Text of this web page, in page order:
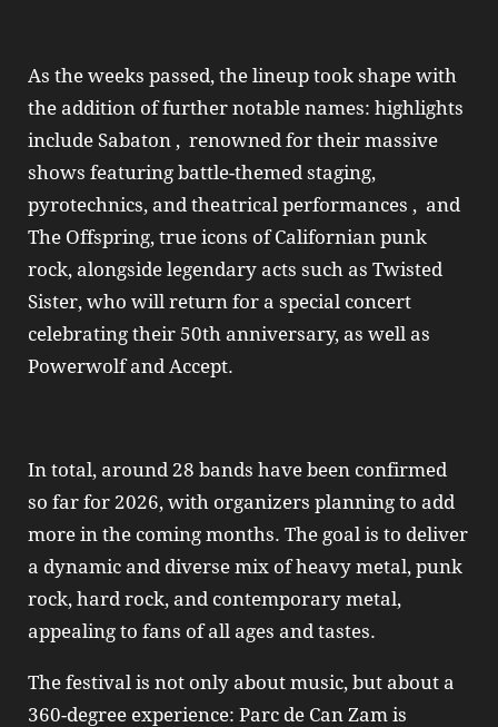
As the weeks passed, the lineup took shape with
the addition of further notable names: highlights
include Sabaton , renowned for their massive
shows featuring battle-themed staging,
pyrotechnics, and theatrical performances , and
The Offspring, true icons of Californian punk
rock, alongside legendary acts such as Twisted
Sister, who will return for a special concert
celebrating their 50th anniversary, as well as
Powerwolf and Accept.
In total, around 28 bands have been confirmed
so far for 2026, with organizers planning to add
more in the coming months. The goal is to deliver
a dynamic and diverse mix of heavy metal, punk
rock, hard rock, and contemporary metal,
appealing to fans of all ages and tastes.
The festival is not only about music, but about a
360-degree experience: Parc de Can Zam is